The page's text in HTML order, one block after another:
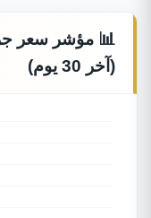
(آخر 30 يوم)